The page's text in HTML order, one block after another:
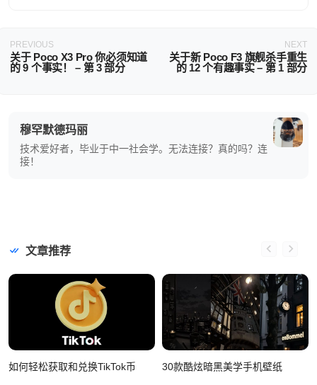
PREVIOUS
关于 Poco X3 Pro 你必须知道
的 9 个事实！ – 第 3 部分
NEXT
关于新 Poco F3 旗舰杀手重生
的 12 个有趣事实 – 第 1 部分
穆罕默德玛丽
技术爱好者，毕业于中一社会学。无法连接？真的吗？连
接！
文章推荐
如何轻松获取和兑换TikTok币 30款酷炫暗黑美学手机壁纸